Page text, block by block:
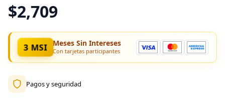
$2,709
3 MSI Meses Sin Intereses
Con tarjetas participantes
Pagos y seguridad